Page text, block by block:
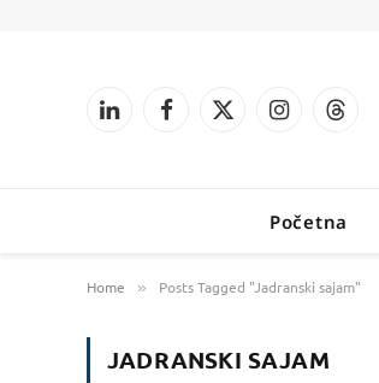
LinkedInFacebook
X
Instagram
Početna
Home » Posts Tagged "Jadranski sajam"
JADRANSKI SAJAM